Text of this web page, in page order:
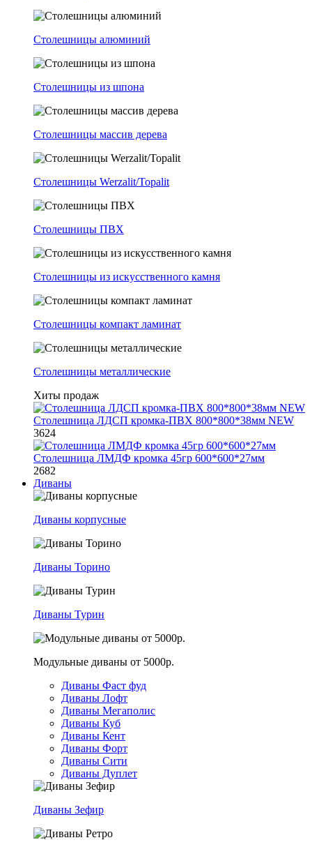
Столешницы алюминий
Столешницы из шпона
Столешницы массив дерева
Столешницы Werzalit/Topalit
Столешницы ПВХ
Столешницы из искусственного камня
Столешницы компакт ламинат
Столешницы металлические
Хиты продаж
Столешница ЛДСП кромка-ПВХ 800*800*38мм NEW
3624
Столешница ЛМДФ кромка 45гр 600*600*27мм
2682
Диваны
Диваны корпусные
Диваны Торино
Диваны Турин
Модульные диваны от 5000р.
Диваны Фаст фуд
Диваны Лофт
Диваны Мегаполис
Диваны Куб
Диваны Кент
Диваны Форт
Диваны Сити
Диваны Дуплет
Диваны Зефир